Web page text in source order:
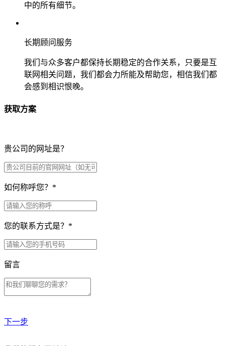
中的所有细节。
长期顾问服务
我们与众多客户都保持长期稳定的合作关系，只要是互
联网相关问题，我们都会力所能及帮助您，相信我们都
会感到相识恨晚。
获取方案
贵公司的网址是？
如何称呼您？ *
您的联系方式是？ *
留言
下一步